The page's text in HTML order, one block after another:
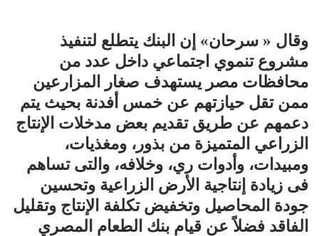
وقال « سرحان» إن البنك يتطلع لتنفيذ
مشروع تنموي اجتماعي داخل عدد من
محافظات مصر يستهدف صغار المزارعين
ممن تقل حيازتهم عن خمس أفدنة بحيث يتم
دعمهم عن طريق تقديم بعض مدخلات الإنتاج
الزراعي المتميزة من بذور، ومغذيات،
ومبيدات، وأدوات ري، وخلافه، والتى تساهم
فى زيادة إنتاجية الأرض الزراعية وتحسين
جودة المحاصيل وتخفيض تكلفة الإنتاج وتقليل
الفاقد فضلاً عن قيام بنك الطعام المصري